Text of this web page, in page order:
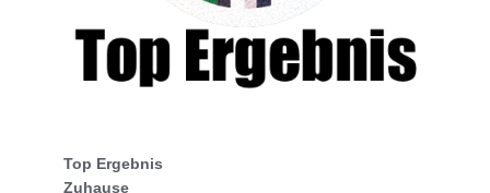
Top Ergebnis
Zuhause